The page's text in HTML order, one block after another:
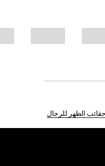
حقائب الظهر للرجال